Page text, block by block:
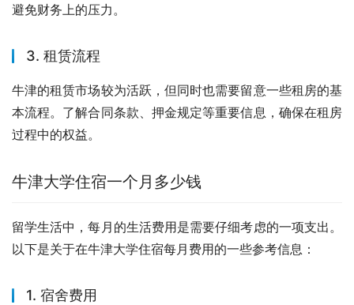
避免财务上的压力。
3. 租赁流程
牛津的租赁市场较为活跃，但同时也需要留意一些租房的基
本流程。了解合同条款、押金规定等重要信息，确保在租房
过程中的权益。
牛津大学住宿一个月多少钱
留学生活中，每月的生活费用是需要仔细考虑的一项支出。
以下是关于在牛津大学住宿每月费用的一些参考信息：
1. 宿舍费用